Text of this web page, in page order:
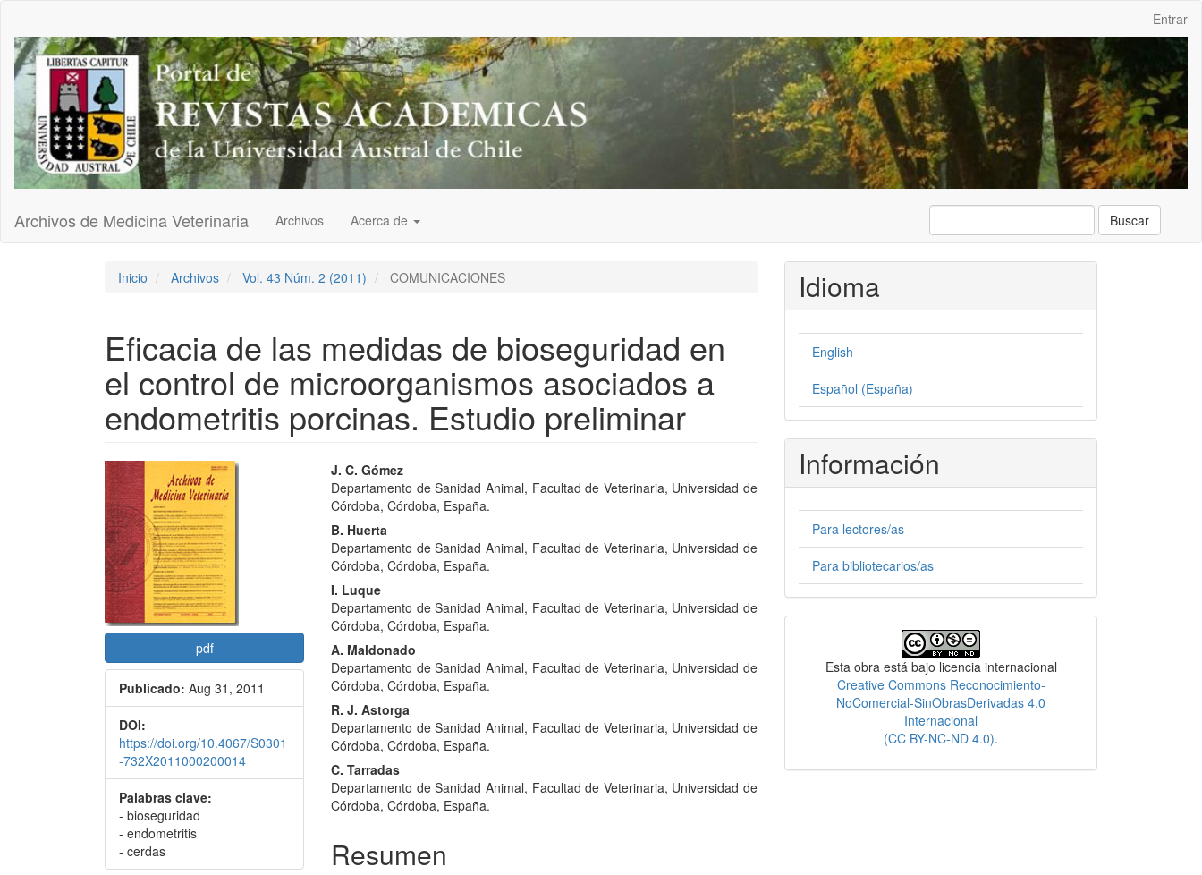
Contenido
principal
Barra
lateral
Entrar
Archivos de Medicina Veterinaria Archivos Acerca de Buscar
Inicio Archivos Vol. 43 Núm. 2 (2011) COMUNICACIONES
Eficacia de las medidas de bioseguridad en
el control de microorganismos asociados a
endometritis porcinas. Estudio preliminar
Barra
lateral
del
artículo
pdf
Publicado: Aug 31, 2011
DOI:
https://doi.org/10.4067/S0301
-732X2011000200014
Palabras clave:
- bioseguridad
- endometritis
- cerdas
Contenido
principal
del
artículo
J. C. Gómez
Departamento de Sanidad Animal, Facultad de Veterinaria, Universidad de
Córdoba, Córdoba, España.
B. Huerta
Departamento de Sanidad Animal, Facultad de Veterinaria, Universidad de
Córdoba, Córdoba, España.
I. Luque
Departamento de Sanidad Animal, Facultad de Veterinaria, Universidad de
Córdoba, Córdoba, España.
A. Maldonado
Departamento de Sanidad Animal, Facultad de Veterinaria, Universidad de
Córdoba, Córdoba, España.
R. J. Astorga
Departamento de Sanidad Animal, Facultad de Veterinaria, Universidad de
Córdoba, Córdoba, España.
C. Tarradas
Departamento de Sanidad Animal, Facultad de Veterinaria, Universidad de
Córdoba, Córdoba, España.
Resumen
Idioma
English
Español (España)
Información
Para lectores/as
Para bibliotecarios/as
Esta obra está bajo licencia internacional
Creative Commons Reconocimiento-
NoComercial-SinObrasDerivadas 4.0
Internacional
(CC BY-NC-ND 4.0).